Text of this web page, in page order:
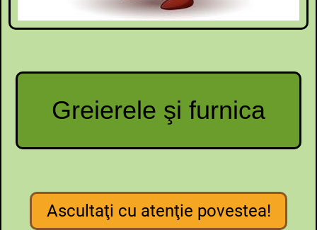
Greierele şi furnica
Ascultaţi cu atenţie povestea!